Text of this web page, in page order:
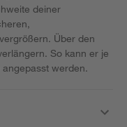
deiner
Über den
So kann er je
werden.